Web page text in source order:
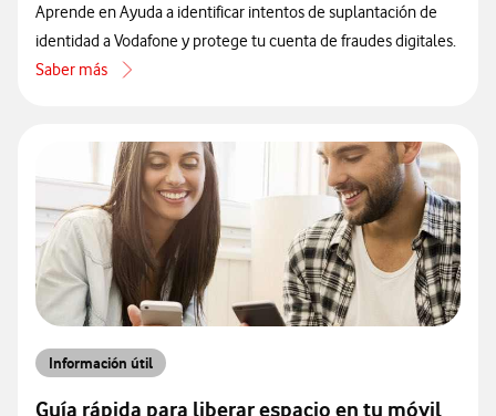
Aprende en Ayuda a identificar intentos de suplantación de
identidad a Vodafone y protege tu cuenta de fraudes digitales.
Saber más
acerca de Conoce la clave para detectar la suplantación de
Información útil
Guía rápida para liberar espacio en tu móvil